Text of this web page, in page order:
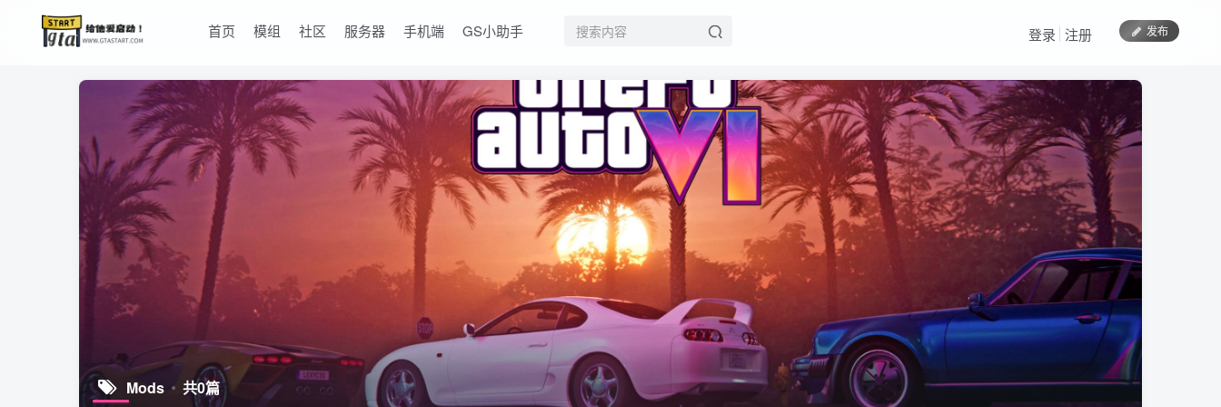
首页 模组 社区 服务器 手机端 GS小助手 发布
登录 注册
Mods 共0篇